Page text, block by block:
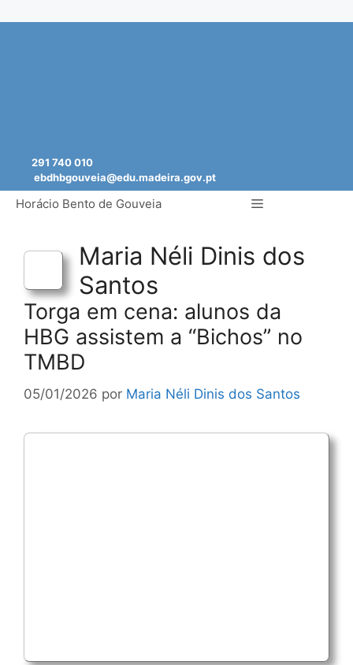
291 740 010
ebdhbgouveia@edu.madeira.gov.pt
Horácio Bento de Gouveia Menu
Maria Néli Dinis dos
Santos
Torga em cena: alunos da
HBG assistem a “Bichos” no
TMBD
05/01/2026 por Maria Néli Dinis dos Santos